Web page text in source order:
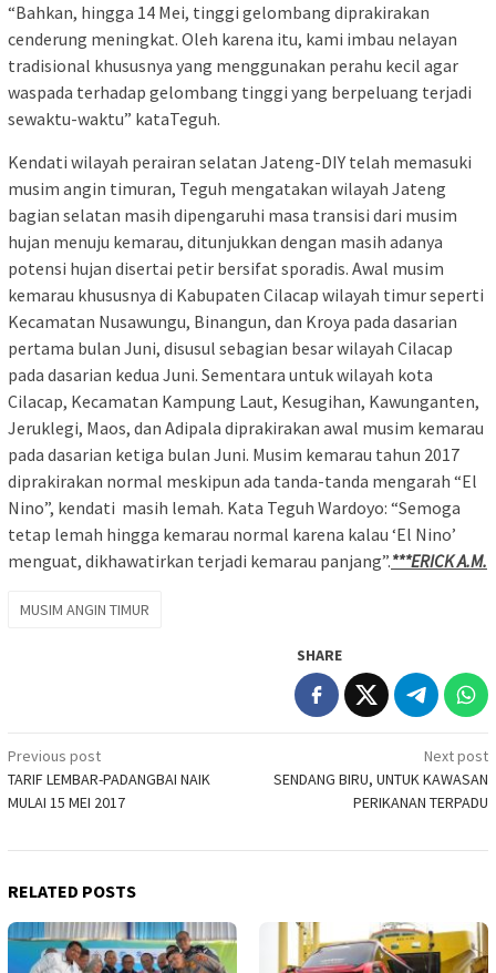
“Bahkan, hingga 14 Mei, tinggi gelombang diprakirakan
cenderung meningkat. Oleh karena itu, kami imbau nelayan
tradisional khususnya yang menggunakan perahu kecil agar
waspada terhadap gelombang tinggi yang berpeluang terjadi
sewaktu-waktu” kataTeguh.
Kendati wilayah perairan selatan Jateng-DIY telah memasuki
musim angin timuran, Teguh mengatakan wilayah Jateng
bagian selatan masih dipengaruhi masa transisi dari musim
hujan menuju kemarau, ditunjukkan dengan masih adanya
potensi hujan disertai petir bersifat sporadis. Awal musim
kemarau khususnya di Kabupaten Cilacap wilayah timur seperti
Kecamatan Nusawungu, Binangun, dan Kroya pada dasarian
pertama bulan Juni, disusul sebagian besar wilayah Cilacap
pada dasarian kedua Juni. Sementara untuk wilayah kota
Cilacap, Kecamatan Kampung Laut, Kesugihan, Kawunganten,
Jeruklegi, Maos, dan Adipala diprakirakan awal musim kemarau
pada dasarian ketiga bulan Juni. Musim kemarau tahun 2017
diprakirakan normal meskipun ada tanda-tanda mengarah “El
Nino”, kendati masih lemah. Kata Teguh Wardoyo: “Semoga
tetap lemah hingga kemarau normal karena kalau ‘El Nino’
menguat, dikhawatirkan terjadi kemarau panjang”.***ERICK A.M.
MUSIM ANGIN TIMUR
SHARE
Post
navigation
Previous post
TARIF LEMBAR-PADANGBAI NAIK
MULAI 15 MEI 2017
Next post
SENDANG BIRU, UNTUK KAWASAN
PERIKANAN TERPADU
RELATED POSTS